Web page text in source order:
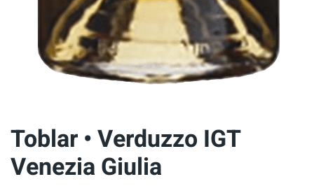
Toblar • Verduzzo IGT
Venezia Giulia